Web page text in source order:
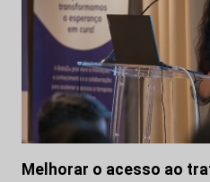
Melhorar o acesso ao